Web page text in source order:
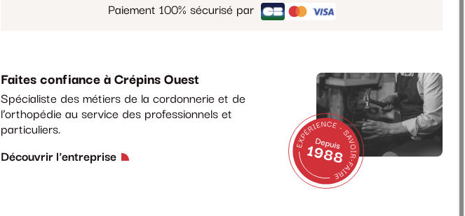
Paiement 100% sécurisé par
Faites confiance à Crépins Ouest
Spécialiste des métiers de la cordonnerie et de
l’orthopédie au service des professionnels et
particuliers.
Découvrir l'entreprise